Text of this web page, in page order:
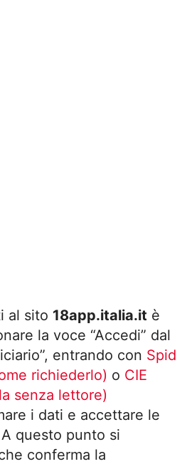
al sito 18app.italia.it è
la voce “Accedi” dal
entrando con Spid
richiederlo) o CIE
senza lettore)
i dati e accettare le
questo punto si
conferma la